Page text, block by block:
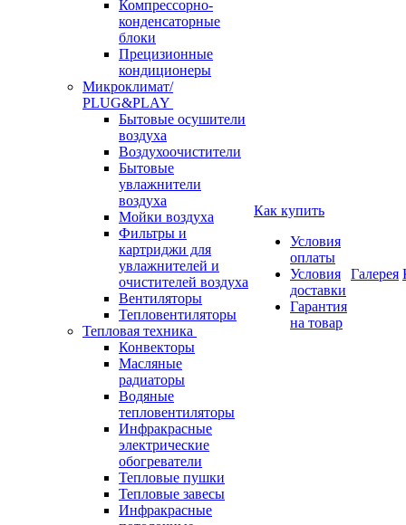
Компрессорно-
конденсаторные
блоки
Прецизионные
кондиционеры
Микроклимат/
PLUG&PLAY
Бытовые осушители
воздуха
Воздухоочистители
Бытовые
увлажнители
воздуха
Мойки воздуха
Фильтры и
картриджи для
увлажнителей и
очистителей воздуха
Вентиляторы
Тепловентиляторы
Тепловая техника
Конвекторы
Масляные
радиаторы
Водяные
тепловентиляторы
Инфракрасные
электрические
обогреватели
Тепловые пушки
Тепловые завесы
Инфракрасные
Как купить
Условия
оплаты
Условия
доставки
Гарантия
на товар
Галерея